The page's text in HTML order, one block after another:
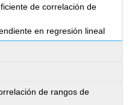
de correlación de
en regresión lineal
de rangos de